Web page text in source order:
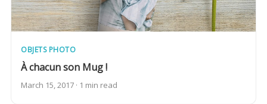
OBJETS PHOTO
À chacun son Mug !
March 15, 2017 · 1 min read